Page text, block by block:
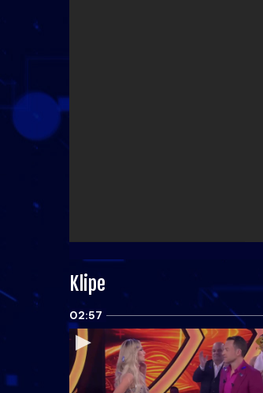
Klipe
02:57